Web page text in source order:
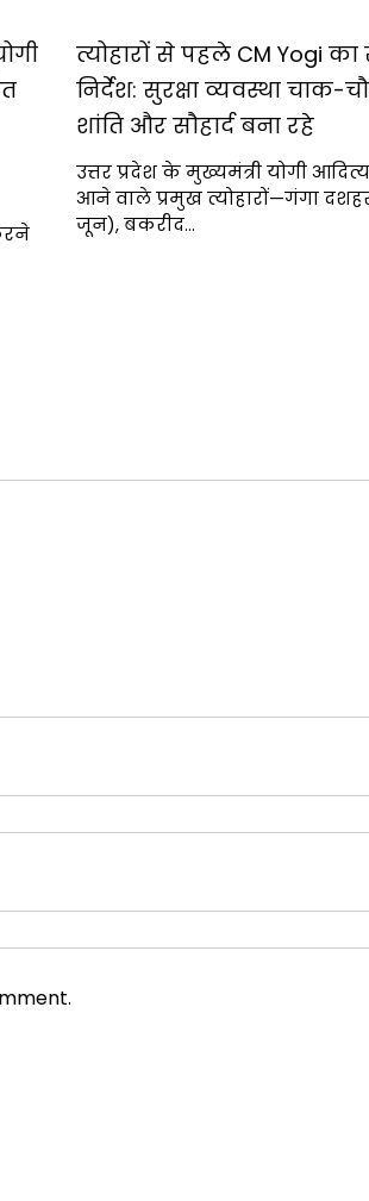
त्योहारों से पहले CM Yogi
निर्देश: सुरक्षा व्यवस्था चाक-
शांति और सौहार्द बना रहे
उत्तर प्रदेश के मुख्यमंत्री योगी
आने वाले प्रमुख त्योहारों—गंगा
जून), बकरीद…